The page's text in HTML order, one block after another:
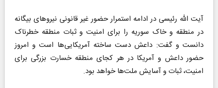
آیت الله رئیسی در ادامه استمرار حضور غیر قانونی نیروهای بیگانه
در منطقه و خاک سوریه را برای امنیت و ثبات منطقه خطرناک
دانست و گفت: داعش دست ساخته آمریکایی‌ها است و امروز
حضور داعش و آمریکا در هر کجای منطقه خسارت بزرگی برای
امنیت، ثبات و آسایش ملت‌ها خواهد بود.